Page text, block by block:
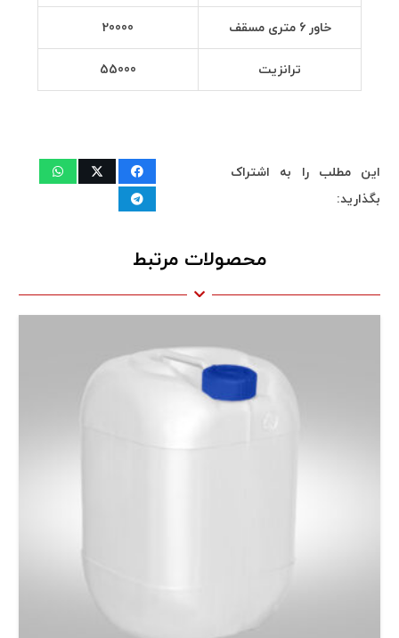
خاور 6 متری مسقف
20000
ترانزیت
55000
این مطلب را به اشتراک
بگذارید:
محصولات مرتبط